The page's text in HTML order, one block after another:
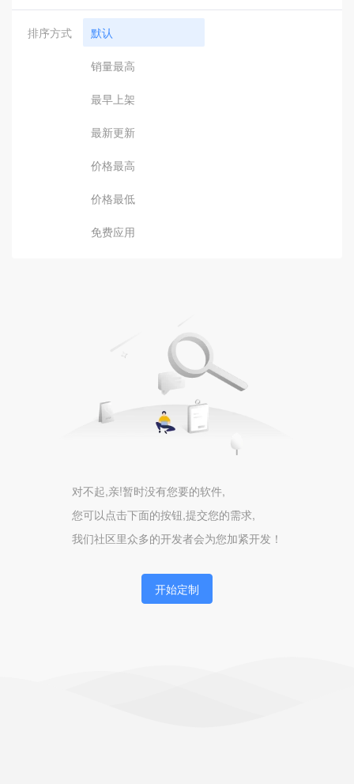
排序方式 默认
销量最高
最早上架
最新更新
价格最高
价格最低
免费应用
对不起,亲!暂时没有您要的软件,
您可以点击下面的按钮,提交您的需求,
我们社区里众多的开发者会为您加紧开发！
开始定制